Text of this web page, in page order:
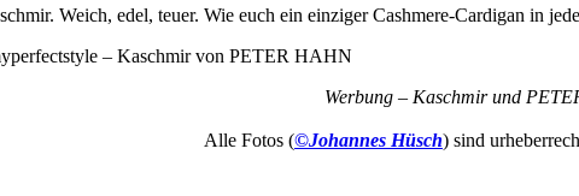
Weich, edel, teuer. Wie euch ein einziger Cashmere-Cardigan in
– Kaschmir von PETER HAHN
Werbung – Kaschmir und
Alle Fotos (©Johannes Hüsch) sind